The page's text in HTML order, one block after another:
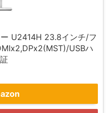
U2414H 23.8インチ/フ
USBハ